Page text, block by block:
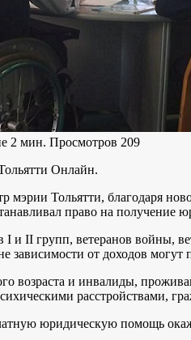
2 мин. Просмотров 209
Онлайн.
мэрии Тольятти, благодаря
право на получение
I и II групп, ветеранов войны,
зависимости от доходов
возраста и инвалиды,
расстройствами,
юридическую помощь